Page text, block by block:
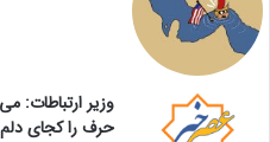
وزیر ارتباطات:
حرف را کجای